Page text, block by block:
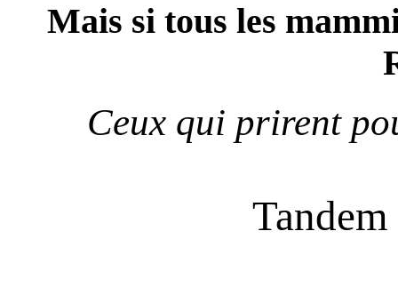
Mais si tous les
Ceux qui prirent